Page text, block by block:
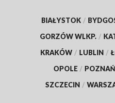
BIAŁYSTOK /
GORZÓW WLKP. /
KRAKÓW / LUBLIN /
OPOLE / POZNAŃ
SZCZECIN /